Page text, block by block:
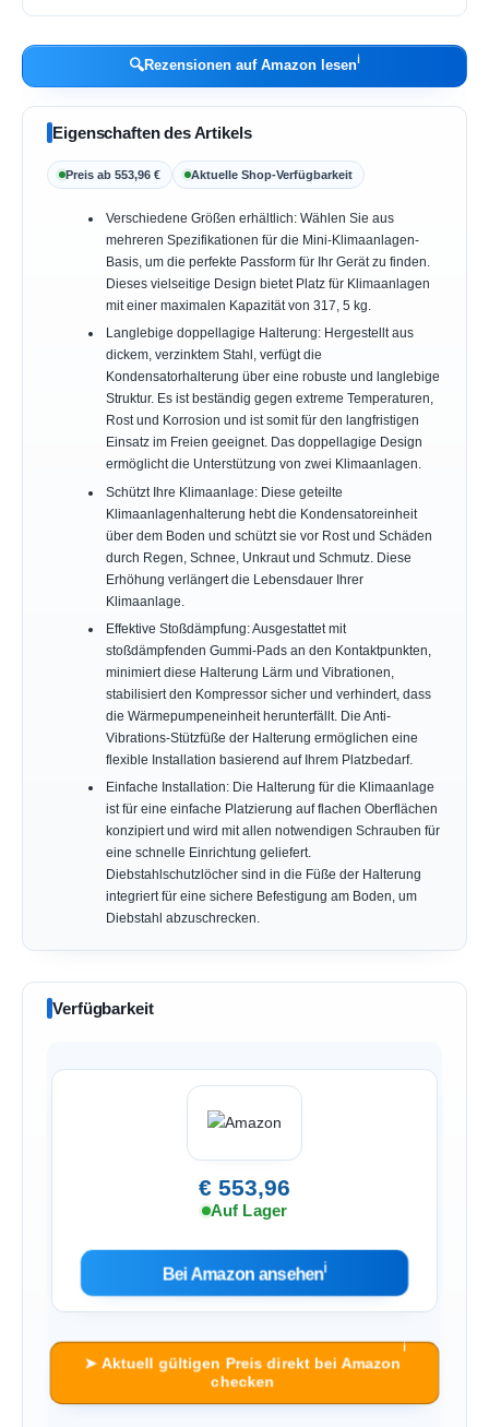
🔍Rezensionen auf Amazon lesenℹ︎
Eigenschaften des Artikels
Preis ab 553,96 € Aktuelle Shop-Verfügbarkeit
Verschiedene Größen erhältlich: Wählen Sie aus
mehreren Spezifikationen für die Mini-Klimaanlagen-
Basis, um die perfekte Passform für Ihr Gerät zu finden.
Dieses vielseitige Design bietet Platz für Klimaanlagen
mit einer maximalen Kapazität von 317, 5 kg.
Langlebige doppellagige Halterung: Hergestellt aus
dickem, verzinktem Stahl, verfügt die
Kondensatorhalterung über eine robuste und langlebige
Struktur. Es ist beständig gegen extreme Temperaturen,
Rost und Korrosion und ist somit für den langfristigen
Einsatz im Freien geeignet. Das doppellagige Design
ermöglicht die Unterstützung von zwei Klimaanlagen.
Schützt Ihre Klimaanlage: Diese geteilte
Klimaanlagenhalterung hebt die Kondensatoreinheit
über dem Boden und schützt sie vor Rost und Schäden
durch Regen, Schnee, Unkraut und Schmutz. Diese
Erhöhung verlängert die Lebensdauer Ihrer
Klimaanlage.
Effektive Stoßdämpfung: Ausgestattet mit
stoßdämpfenden Gummi-Pads an den Kontaktpunkten,
minimiert diese Halterung Lärm und Vibrationen,
stabilisiert den Kompressor sicher und verhindert, dass
die Wärmepumpeneinheit herunterfällt. Die Anti-
Vibrations-Stützfüße der Halterung ermöglichen eine
flexible Installation basierend auf Ihrem Platzbedarf.
Einfache Installation: Die Halterung für die Klimaanlage
ist für eine einfache Platzierung auf flachen Oberflächen
konzipiert und wird mit allen notwendigen Schrauben für
eine schnelle Einrichtung geliefert.
Diebstahlschutzlöcher sind in die Füße der Halterung
integriert für eine sichere Befestigung am Boden, um
Diebstahl abzuschrecken.
Verfügbarkeit
€ 553,96
Auf Lager
Bei Amazon ansehenℹ︎
➤ Aktuell gültigen Preis direkt bei Amazon
checken
ℹ︎